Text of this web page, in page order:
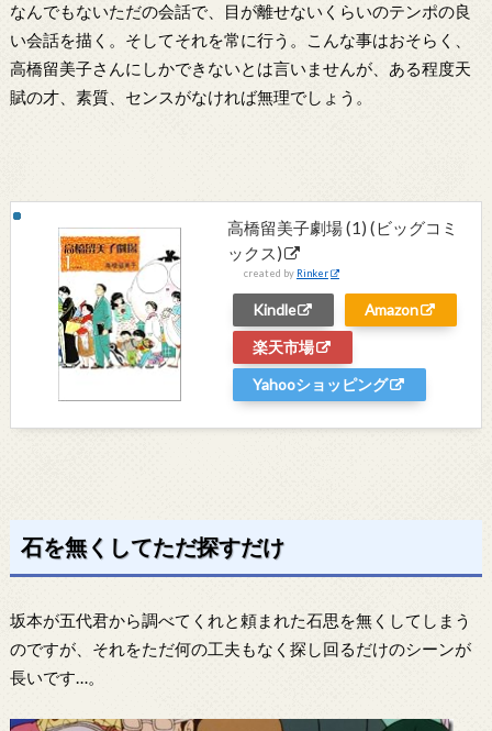
なんでもないただの会話で、目が離せないくらいのテンポの良
い会話を描く。そしてそれを常に行う。こんな事はおそらく、
高橋留美子さんにしかできないとは言いませんが、ある程度天
賦の才、素質、センスがなければ無理でしょう。
高橋留美子劇場 (1) (ビッグコミ
ックス)
created by Rinker
Kindle
Amazon
楽天市場
Yahooショッピング
石を無くしてただ探すだけ
坂本が五代君から調べてくれと頼まれた石思を無くしてしまう
のですが、それをただ何の工夫もなく探し回るだけのシーンが
長いです…。